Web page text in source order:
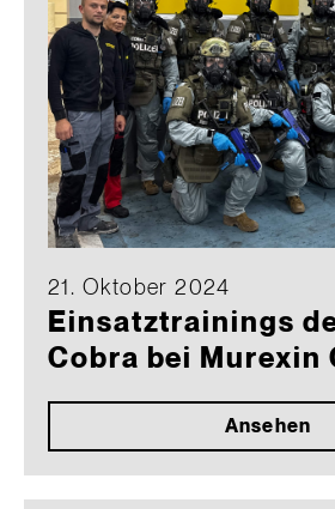
21. Oktober 2024
Einsatztrainings
Cobra bei Murexin
Ansehen